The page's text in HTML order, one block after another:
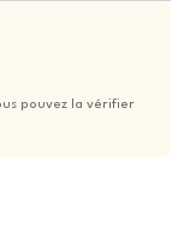
pouvez la vérifier